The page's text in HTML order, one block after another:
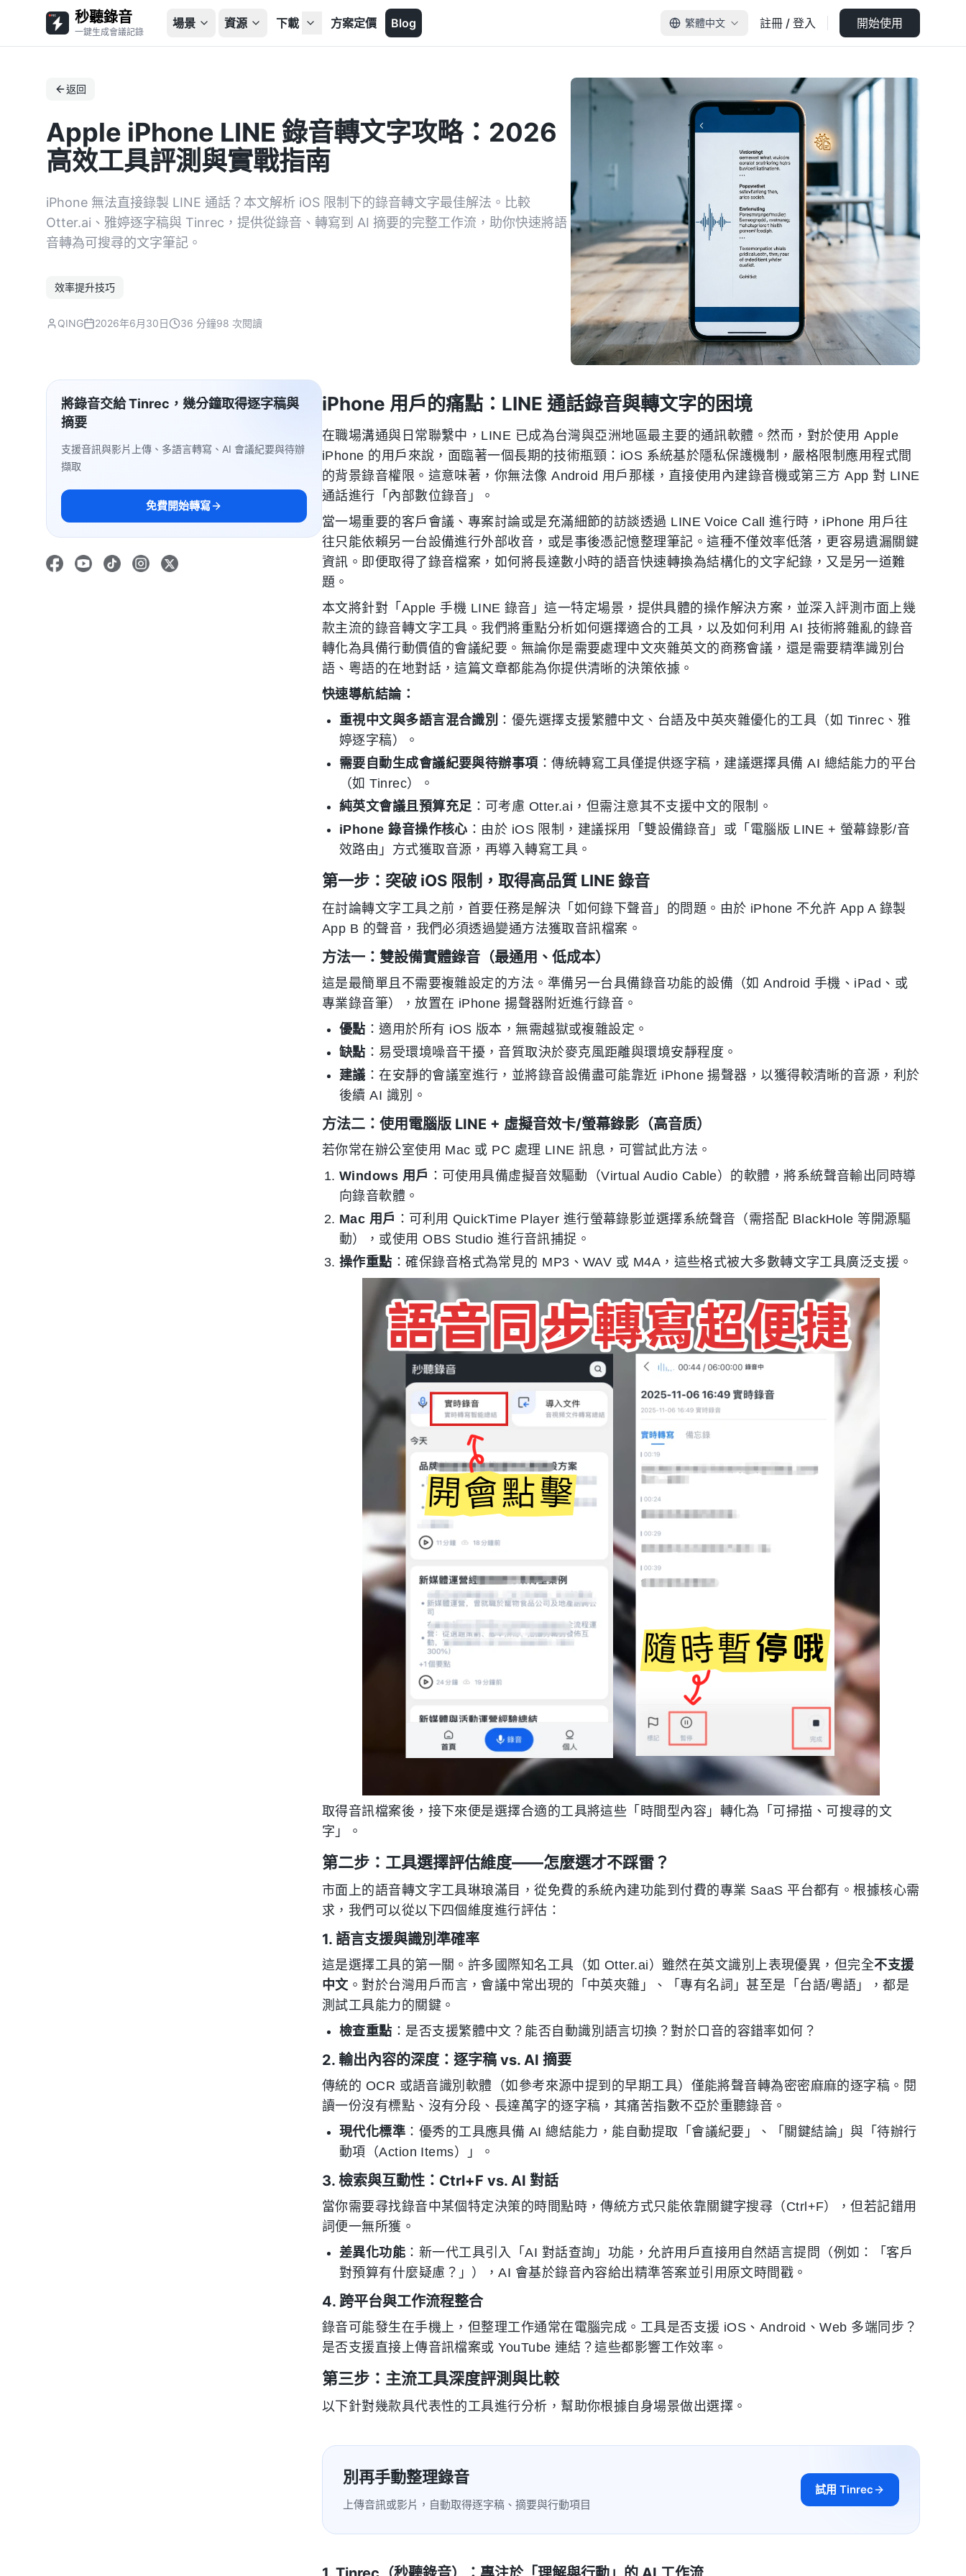
秒聽錄音
一鍵生成會議記錄
場景 資源 下載 方案定價 Blog 繁體中文 註冊 / 登入 開始使用
返回
Apple iPhone LINE 錄音轉文字攻略：2026
高效工具評測與實戰指南
iPhone 無法直接錄製 LINE 通話？本文解析 iOS 限制下的錄音轉文字最佳解法。比較
Otter.ai、雅婷逐字稿與 Tinrec，提供從錄音、轉寫到 AI 摘要的完整工作流，助你快速將語
音轉為可搜尋的文字筆記。
效率提升技巧
QING 2026年6月30日 36 分鐘98 次閱讀
將錄音交給 Tinrec，幾分鐘取得逐字稿與
摘要
支援音訊與影片上傳、多語言轉寫、AI 會議紀要與待辦
擷取
免費開始轉寫
iPhone 用戶的痛點：LINE 通話錄音與轉文字的困境
在職場溝通與日常聯繫中，LINE 已成為台灣與亞洲地區最主要的通訊軟體。然而，對於使用 Apple
iPhone 的用戶來說，面臨著一個長期的技術瓶頸：iOS 系統基於隱私保護機制，嚴格限制應用程式間
的背景錄音權限。這意味著，你無法像 Android 用戶那樣，直接使用內建錄音機或第三方 App 對 LINE
通話進行「內部數位錄音」。
當一場重要的客戶會議、專案討論或是充滿細節的訪談透過 LINE Voice Call 進行時，iPhone 用戶往
往只能依賴另一台設備進行外部收音，或是事後憑記憶整理筆記。這種不僅效率低落，更容易遺漏關鍵
資訊。即便取得了錄音檔案，如何將長達數小時的語音快速轉換為結構化的文字紀錄，又是另一道難
題。
本文將針對「Apple 手機 LINE 錄音」這一特定場景，提供具體的操作解決方案，並深入評測市面上幾
款主流的錄音轉文字工具。我們將重點分析如何選擇適合的工具，以及如何利用 AI 技術將雜亂的錄音
轉化為具備行動價值的會議紀要。無論你是需要處理中文夾雜英文的商務會議，還是需要精準識別台
語、粵語的在地對話，這篇文章都能為你提供清晰的決策依據。
快速導航結論：
重視中文與多語言混合識別 ：優先選擇支援繁體中文、台語及中英夾雜優化的工具（如 Tinrec、雅
婷逐字稿）。
需要自動生成會議紀要與待辦事項 ：傳統轉寫工具僅提供逐字稿，建議選擇具備 AI 總結能力的平台
（如 Tinrec）。
純英文會議且預算充足：可考慮 Otter.ai，但需注意其不支援中文的限制。
iPhone 錄音操作核心 ：由於 iOS 限制，建議採用「雙設備錄音」或「電腦版 LINE + 螢幕錄影/音
效路由」方式獲取音源，再導入轉寫工具。
第一步：突破 iOS 限制，取得高品質 LINE 錄音
在討論轉文字工具之前，首要任務是解決「如何錄下聲音」的問題。由於 iPhone 不允許 App A 錄製
App B 的聲音，我們必須透過變通方法獲取音訊檔案。
方法一：雙設備實體錄音（最通用、低成本）
這是最簡單且不需要複雜設定的方法。準備另一台具備錄音功能的設備（如 Android 手機、iPad、或
專業錄音筆），放置在 iPhone 揚聲器附近進行錄音。
優點 ：適用於所有 iOS 版本，無需越獄或複雜設定。
缺點 ：易受環境噪音干擾，音質取決於麥克風距離與環境安靜程度。
建議 ：在安靜的會議室進行，並將錄音設備盡可能靠近 iPhone 揚聲器，以獲得較清晰的音源，利於
後續 AI 識別。
方法二：使用電腦版 LINE + 虛擬音效卡/螢幕錄影（高音质）
若你常在辦公室使用 Mac 或 PC 處理 LINE 訊息，可嘗試此方法。
Windows 用戶 ：可使用具備虛擬音效驅動（Virtual Audio Cable）的軟體，將系統聲音輸出同時導
向錄音軟體。
Mac 用戶 ：可利用 QuickTime Player 進行螢幕錄影並選擇系統聲音（需搭配 BlackHole 等開源驅
動），或使用 OBS Studio 進行音訊捕捉。
操作重點 ：確保錄音格式為常見的 MP3、WAV 或 M4A，這些格式被大多數轉文字工具廣泛支援。
取得音訊檔案後，接下來便是選擇合適的工具將這些「時間型內容」轉化為「可掃描、可搜尋的文
字」。
第二步：工具選擇評估維度——怎麼選才不踩雷？
市面上的語音轉文字工具琳琅滿目，從免費的系統內建功能到付費的專業 SaaS 平台都有。根據核心需
求，我們可以從以下四個維度進行評估：
1. 語言支援與識別準確率
這是選擇工具的第一關。許多國際知名工具（如 Otter.ai）雖然在英文識別上表現優異，但完全不支援
中文。對於台灣用戶而言，會議中常出現的「中英夾雜」、「專有名詞」甚至是「台語/粵語」，都是
測試工具能力的關鍵。
檢查重點 ：是否支援繁體中文？能否自動識別語言切換？對於口音的容錯率如何？
2. 輸出內容的深度：逐字稿 vs. AI 摘要
傳統的 OCR 或語音識別軟體（如參考來源中提到的早期工具）僅能將聲音轉為密密麻麻的逐字稿。閱
讀一份沒有標點、沒有分段、長達萬字的逐字稿，其痛苦指數不亞於重聽錄音。
現代化標準 ：優秀的工具應具備 AI 總結能力，能自動提取「會議紀要」、「關鍵結論」與「待辦行
動項（Action Items）」。
3. 檢索與互動性：Ctrl+F vs. AI 對話
當你需要尋找錄音中某個特定決策的時間點時，傳統方式只能依靠關鍵字搜尋（Ctrl+F），但若記錯用
詞便一無所獲。
差異化功能 ：新一代工具引入「AI 對話查詢」功能，允許用戶直接用自然語言提問（例如：「客戶
對預算有什麼疑慮？」），AI 會基於錄音內容給出精準答案並引用原文時間戳。
4. 跨平台與工作流程整合
錄音可能發生在手機上，但整理工作通常在電腦完成。工具是否支援 iOS、Android、Web 多端同步？
是否支援直接上傳音訊檔案或 YouTube 連結？這些都影響工作效率。
第三步：主流工具深度評測與比較
以下針對幾款具代表性的工具進行分析，幫助你根據自身場景做出選擇。
別再手動整理錄音
上傳音訊或影片，自動取得逐字稿、摘要與行動項目
試用 Tinrec